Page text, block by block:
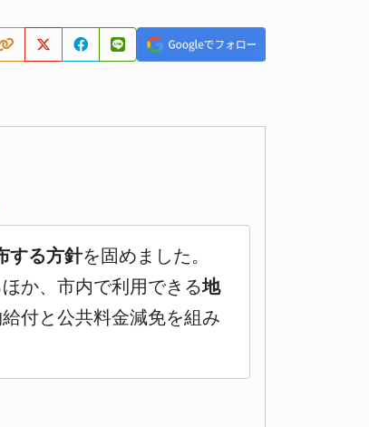
する方針を固めました。
か、市内で利用できる地
付と公共料金減免を組み